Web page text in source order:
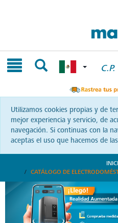
C.P.
Utilizamos cookies propias y de
mejor experiencia y servicio, de
navegación. Si continuas con la
aceptas el uso que hacemos de
CATÁLOGO DE